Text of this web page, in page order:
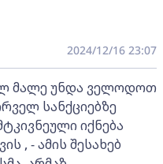
2024/12/16 23:07
მალე უნდა ველოდოთ
სანქციებზე
იქნება
, - ამის შესახებ